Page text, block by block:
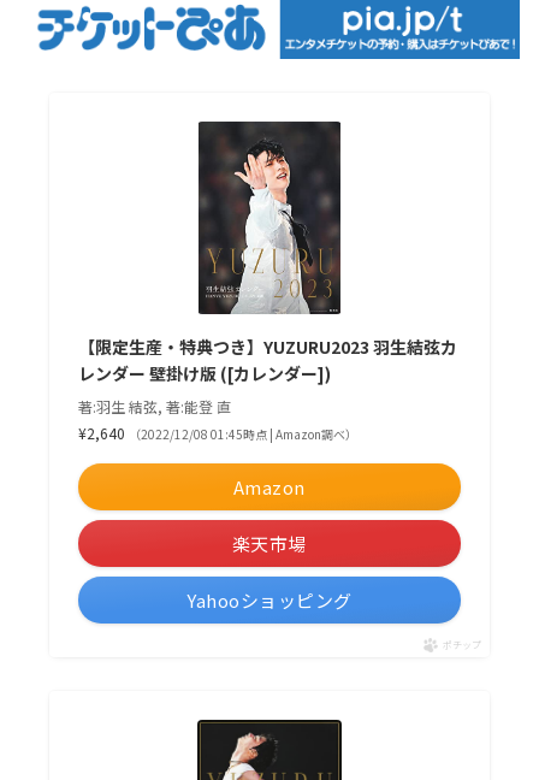
【限定生産・特典つき】YUZURU2023 羽生結弦カ
レンダー 壁掛け版 ([カレンダー])
著:羽生 結弦, 著:能登 直
¥2,640
（2022/12/08 01:45時点 | Amazon調べ）
Amazon
楽天市場
Yahooショッピング
ポチップ